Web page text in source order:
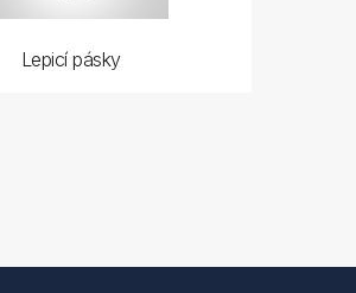
Lepicí pásky